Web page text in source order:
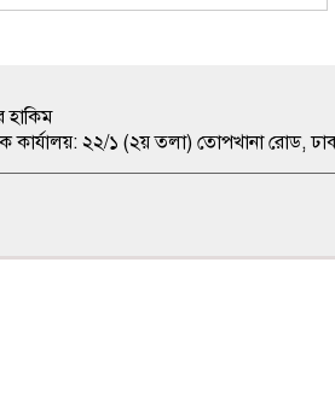
কার্যালয়: ২২/১ (২য় তলা) তোপখানা